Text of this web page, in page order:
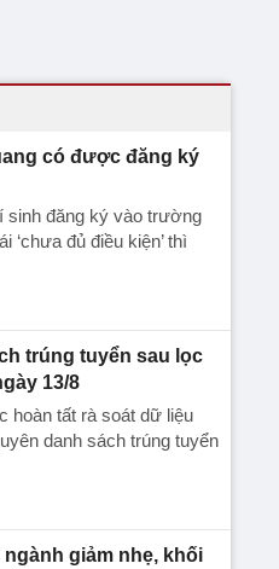
có được đăng ký
sinh đăng ký vào trường
‘chưa đủ điều kiện’ thì
trúng tuyển sau lọc
13/8
hoàn tất rà soát dữ liệu
danh sách trúng tuyển
giảm nhẹ, khối